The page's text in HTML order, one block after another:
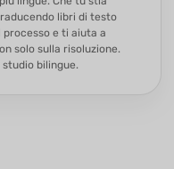
libri di testo
e ti aiuta a
solo sulla risoluzione.
bilingue.